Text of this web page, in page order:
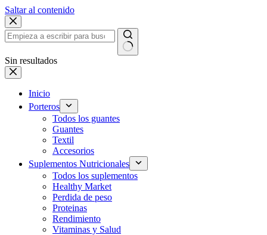
Saltar al contenido
Sin resultados
Inicio
Porteros
Todos los guantes
Guantes
Textil
Accesorios
Suplementos Nutricionales
Todos los suplementos
Healthy Market
Perdida de peso
Proteinas
Rendimiento
Vitaminas y Salud